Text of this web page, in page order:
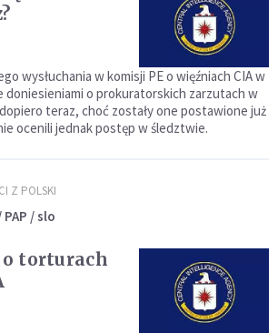
wysłuchania w komisji PE o więźniach CIA w
doniesieniami o prokuratorskich zarzutach w
teraz, choć zostały one postawione już
ocenili jednak postęp w śledztwie.
Z POLSKI
/ slo
o torturach